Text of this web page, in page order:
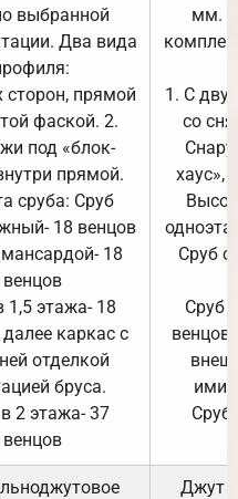
выбранной
Два вида
сторон, прямой
фаской. 2.
под «блок-
прямой.
сруба: Сруб
18 венцов
18
венцов
1,5 этажа- 18
каркас с
отделкой
бруса.
2 этажа- 37
венцов
мм.
1. С
со
хаус»,
Сруб с
Сруб
Сруб
Джут